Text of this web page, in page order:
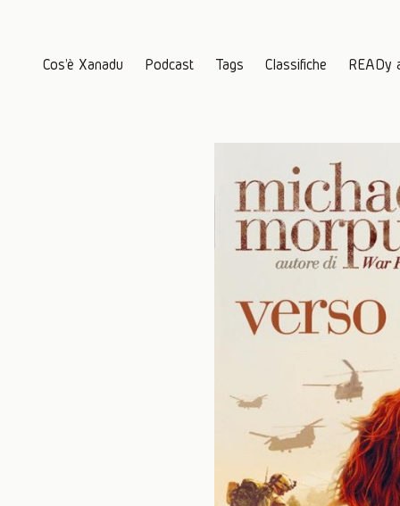
Cos'è Xanadu Podcast Tags Classifiche READy